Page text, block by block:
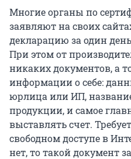
Многие органы по
заявляют на своих
декларацию за один
При этом от
никаких документов, а
информации о себе:
юрлица или ИП,
продукции, и самое
выставлять счет.
свободном доступе в
нет, то такой документ